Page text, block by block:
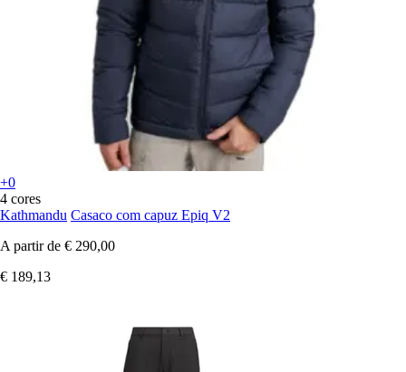
+0
4 cores
Kathmandu Casaco com capuz Epiq V2
A partir de € 290,00
€ 189,13